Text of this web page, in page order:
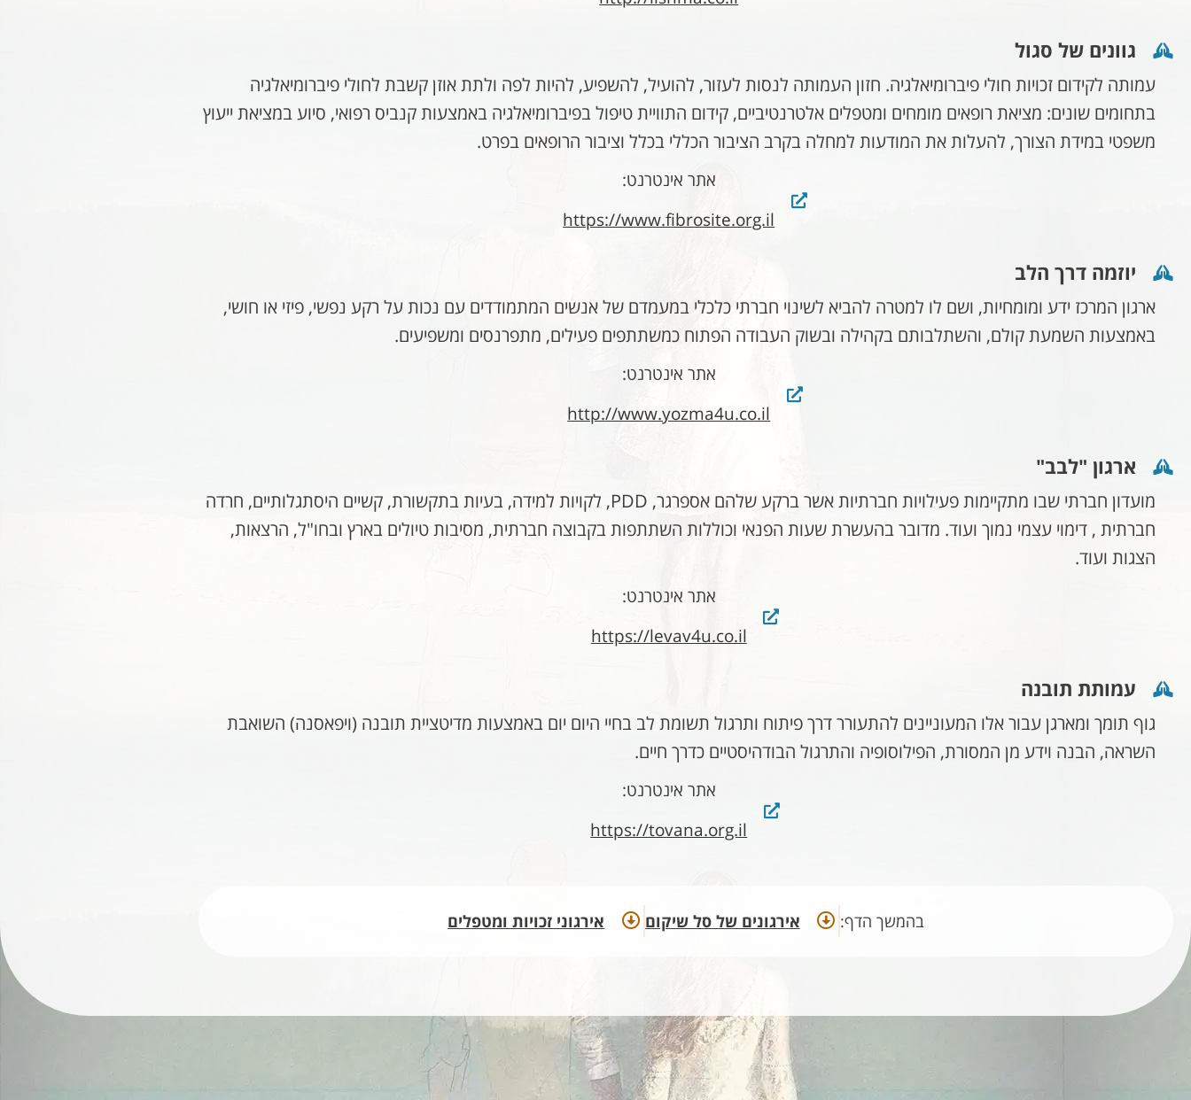
גוונים של סגול
עמותה לקידום זכויות חולי פיברומיאלגיה. חזון העמותה לנסות לעזור, להועיל, להשפיע, להיות לפה ולתת אוזן קשבת לחולי פיברומיאלגיה
בתחומים שונים: מציאת רופאים מומחים ומטפלים אלטרנטיביים, קידום התוויית טיפול בפיברומיאלגיה באמצעות קנביס רפואי, סיוע במציאת ייעוץ
משפטי במידת הצורך, להעלות את המודעות למחלה בקרב הציבור הכללי בכלל וציבור הרופאים בפרט.
אתר אינטרנט:
https://www.fibrosite.org.il
יוזמה דרך הלב
ארגון המרכז ידע ומומחיות, ושם לו למטרה להביא לשינוי חברתי כלכלי במעמדם של אנשים המתמודדים עם נכות על רקע נפשי, פיזי או חושי,
באמצעות השמעת קולם, והשתלבותם בקהילה ובשוק העבודה הפתוח כמשתתפים פעילים, מתפרנסים ומשפיעים.
אתר אינטרנט:
http://www.yozma4u.co.il
ארגון "לבב"
מועדון חברתי שבו מתקיימות פעילויות חברתיות אשר ברקע שלהם אספרגר, PDD, לקויות למידה, בעיות בתקשורת, קשיים היסתגלותיים, חרדה
חברתית , דימוי עצמי נמוך ועוד. מדובר בהעשרת שעות הפנאי וכוללות השתתפות בקבוצה חברתית, מסיבות טיולים בארץ ובחו"ל, הרצאות,
הצגות ועוד.
אתר אינטרנט:
https://levav4u.co.il
עמותת תובנה
גוף תומך ומארגן עבור אלו המעוניינים להתעורר דרך פיתוח ותרגול תשומת לב בחיי היום יום באמצעות מדיטציית תובנה (ויפאסנה) השואבת
השראה, הבנה וידע מן המסורת, הפילוסופיה והתרגול הבודהיסטיים כדרך חיים.
אתר אינטרנט:
https://tovana.org.il
בהמשך הדף: אירגונים של סל שיקום​ אירגוני זכויות​ ומטפלים